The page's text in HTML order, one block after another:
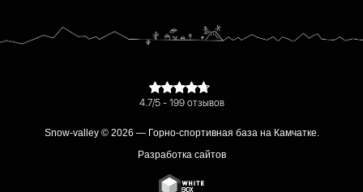
4.7/5 - 199 отзывов
Snow-valley © 2026 — Горно-спортивная база на Камчатке.
Разработка сайтов